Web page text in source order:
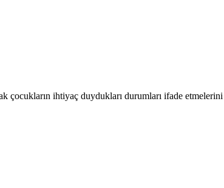
ihtiyaç duydukları durumları ifade